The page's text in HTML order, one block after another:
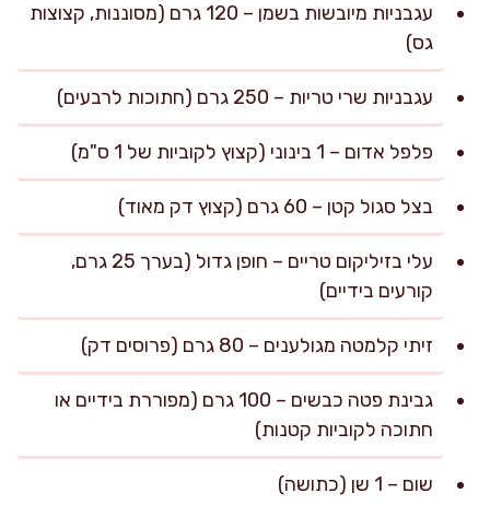
עגבניות מיובשות בשמן – 120 גרם (מסוננות, קצוצות
גס)
עגבניות שרי טריות – 250 גרם (חתוכות לרבעים)
פלפל אדום – 1 בינוני (קצוץ לקוביות של 1 ס"מ)
בצל סגול קטן – 60 גרם (קצוץ דק מאוד)
עלי בזיליקום טריים – חופן גדול (בערך 25 גרם,
קורעים בידיים)
זיתי קלמטה מגולענים – 80 גרם (פרוסים דק)
גבינת פטה כבשים – 100 גרם (מפוררת בידיים או
חתוכה לקוביות קטנות)
שום – 1 שן (כתושה)